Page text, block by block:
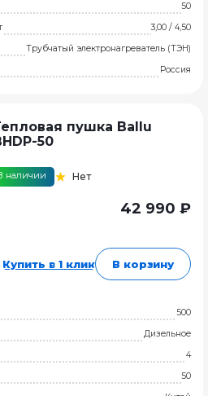
50
3,00 / 4,50
Трубчатый электронагреватель (ТЭН)
Россия
пушка Ballu
50
наличии Нет
42 990 ₽
Купить в 1 клик В корзину
500
Дизельное
4
50